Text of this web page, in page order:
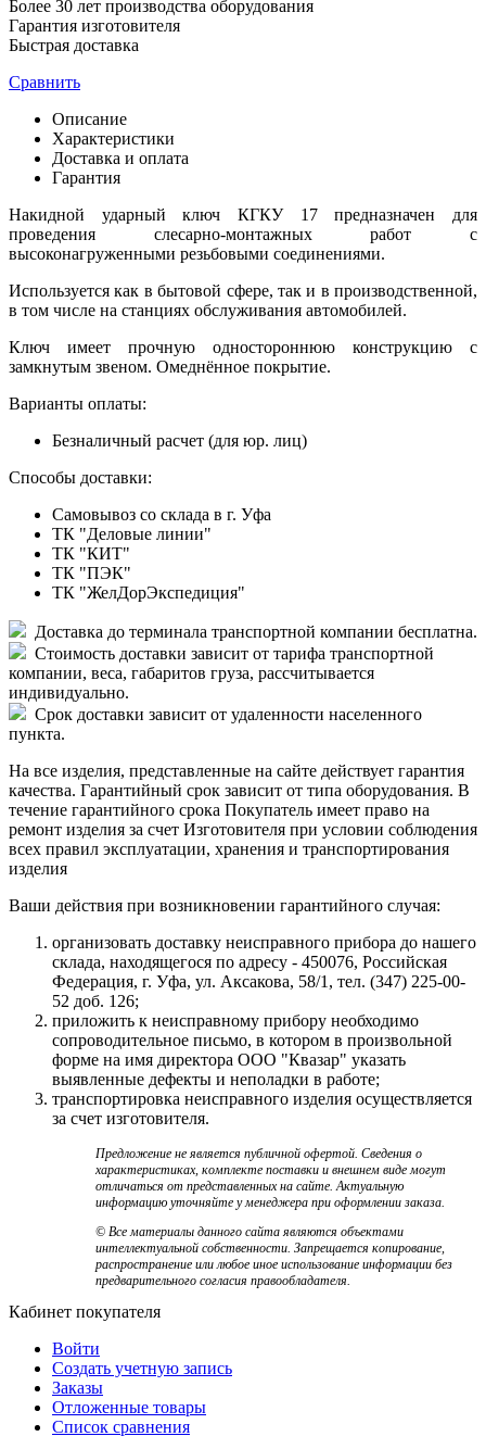
Более 30 лет производства оборудования
Гарантия изготовителя
Быстрая доставка
Сравнить
Описание
Характеристики
Доставка и оплата
Гарантия
Накидной ударный ключ КГКУ 17 предназначен для
проведения слесарно-монтажных работ с
высоконагруженными резьбовыми соединениями.
Используется как в бытовой сфере, так и в производственной,
в том числе на станциях обслуживания автомобилей.
Ключ имеет прочную одностороннюю конструкцию с
замкнутым звеном. Омеднённое покрытие.
Варианты оплаты:
Безналичный расчет (для юр. лиц)
Способы доставки:
Самовывоз со склада в г. Уфа
ТК "Деловые линии"
ТК "КИТ"
ТК "ПЭК"
ТК "ЖелДорЭкспедиция"
Доставка до терминала транспортной компании бесплатна.
Стоимость доставки зависит от тарифа транспортной
компании, веса, габаритов груза, рассчитывается
индивидуально.
Срок доставки зависит от удаленности населенного
пункта.
На все изделия, представленные на сайте действует гарантия
качества. Гарантийный срок зависит от типа оборудования. В
течение гарантийного срока Покупатель имеет право на
ремонт изделия за счет Изготовителя при условии соблюдения
всех правил эксплуатации, хранения и транспортирования
изделия
Ваши действия при возникновении гарантийного случая:
организовать доставку неисправного прибора до нашего
склада, находящегося по адресу - 450076, Российская
Федерация, г. Уфа, ул. Аксакова, 58/1, тел. (347) 225-00-
52 доб. 126;
приложить к неисправному прибору необходимо
сопроводительное письмо, в котором в произвольной
форме на имя директора ООО "Квазар" указать
выявленные дефекты и неполадки в работе;
транспортировка неисправного изделия осуществляется
за счет изготовителя.
Предложение не является публичной офертой. Сведения о
характеристиках, комплекте поставки и внешнем виде могут
отличаться от представленных на сайте. Актуальную
информацию уточняйте у менеджера при оформлении заказа.
© Все материалы данного сайта являются объектами
интеллектуальной собственности. Запрещается копирование,
распространение или любое иное использование информации без
предварительного согласия правообладателя.
Кабинет покупателя
Войти
Создать учетную запись
Заказы
Отложенные товары
Список сравнения